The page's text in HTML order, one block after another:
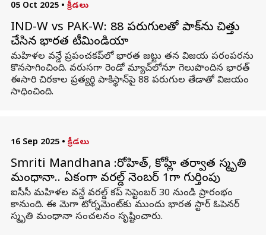
05 Oct 2025 • క్రీడలు
IND-W vs PAK-W: 88 పరుగులతో పాక్‌ను చిత్తు
చేసిన భారత టీమిండియా
మహిళల వన్డే ప్రపంచకప్‌లో భారత జట్టు తన విజయ పరంపరను
కొనసాగించింది. వరుసగా రెండో మ్యాచ్‌లోనూ గెలుపొందిన భారత్‌
ఈసారి చిరకాల ప్రత్యర్థి పాకిస్థాన్‌పై 88 పరుగుల తేడాతో విజయం
సాధించింది.
16 Sep 2025 • క్రీడలు
Smriti Mandhana :రోహిత్, కోహ్లీ తర్వాత స్మృతి
మంధానా.. ఏకంగా వరల్డ్ నెంబర్ 1గా గుర్తింపు
ఐసీసీ మహిళల వన్డే వరల్డ్ కప్ సెప్టెంబర్ 30 నుండి ప్రారంభం
కానుంది. ఈ మెగా టోర్నమెంట్‌కు ముందు భారత స్టార్ ఓపెనర్
స్మృతి మంధానా సంచలనం సృష్టించారు.